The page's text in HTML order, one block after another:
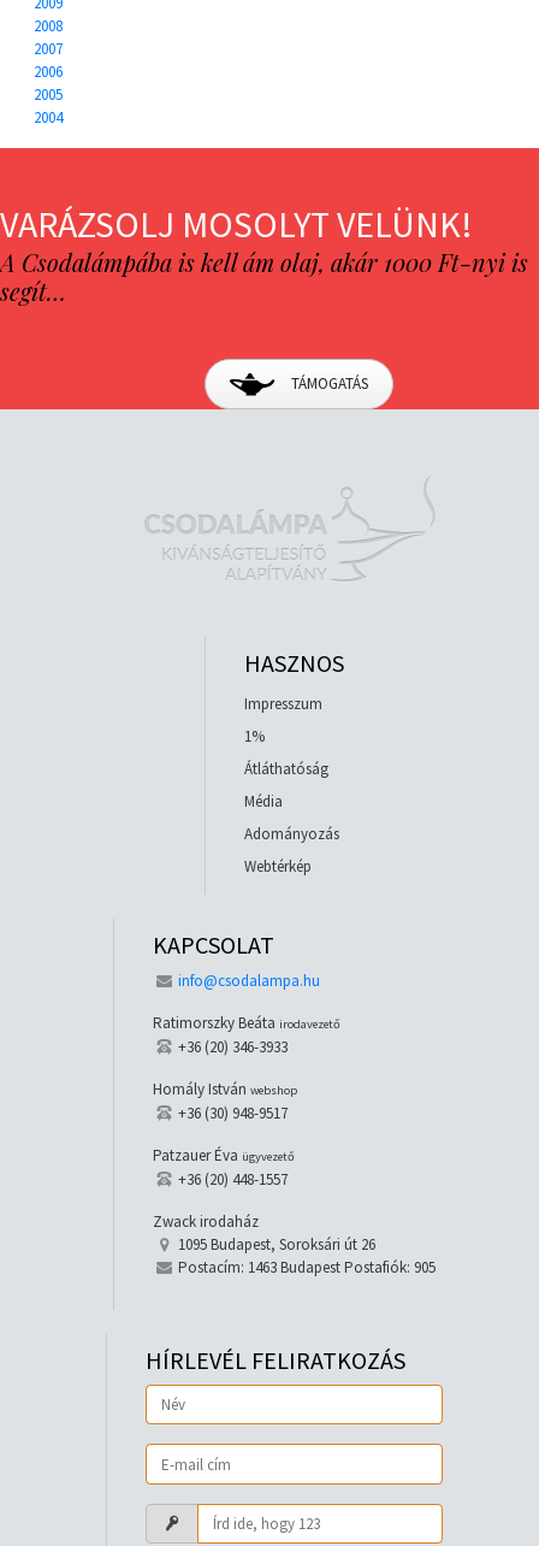
2008
2007
2006
2005
2004
VARÁZSOLJ MOSOLYT VELÜNK!
A Csodalámpába is kell ám olaj, akár 1000 Ft-nyi is
segít…
TÁMOGATÁS
HASZNOS
Impresszum
1%
Átláthatóság
Média
Adományozás
Webtérkép
KAPCSOLAT
info@csodalampa.hu
Ratimorszky Beáta irodavezető
+36 (20) 346-3933
Homály István webshop
+36 (30) 948-9517
Patzauer Éva ügyvezető
+36 (20) 448-1557
Zwack irodaház
1095 Budapest, Soroksári út 26
Postacím: 1463 Budapest Postafiók: 905
HÍRLEVÉL FELIRATKOZÁS